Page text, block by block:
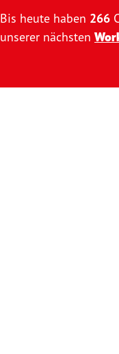
Bis heute haben 266
unserer nächsten